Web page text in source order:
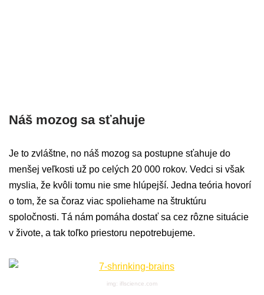
Náš mozog sa sťahuje
Je to zvláštne, no náš mozog sa postupne sťahuje do
menšej veľkosti už po celých 20 000 rokov. Vedci si však
myslia, že kvôli tomu nie sme hlúpejší. Jedna teória hovorí
o tom, že sa čoraz viac spoliehame na štruktúru
spoločnosti. Tá nám pomáha dostať sa cez rôzne situácie
v živote, a tak toľko priestoru nepotrebujeme.
img: iflscience.com